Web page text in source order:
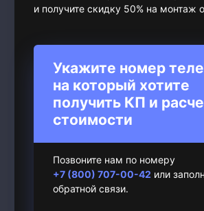
и получите скидку 50% на монтаж
Укажите номер
на который хотите
получить КП и
стоимости
Позвоните нам по номеру
+7 (800) 707-00-42 или
обратной связи.